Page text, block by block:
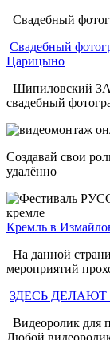
Свадебный
Свадебный
Царицыно
Шипиловский
свадебный
Создавай свои
удалённо
Кремль в
На данной
мероприятий
ЗДЕСЬ
Видеоролик для
Любой